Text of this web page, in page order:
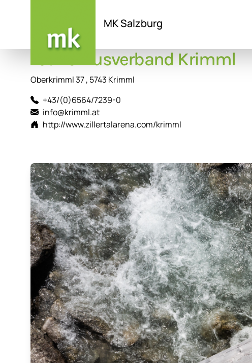
MK Salzburg
Tourismusverband Krimml
Oberkrimml 37 , 5743 Krimml
+43/(0)6564/7239-0
info@krimml.at
http://www.zillertalarena.com/krimml